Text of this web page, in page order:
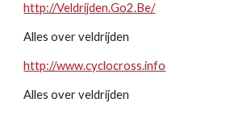
http://Veldrijden.Go2.Be/
Alles over veldrijden
http://www.cyclocross.info
Alles over veldrijden